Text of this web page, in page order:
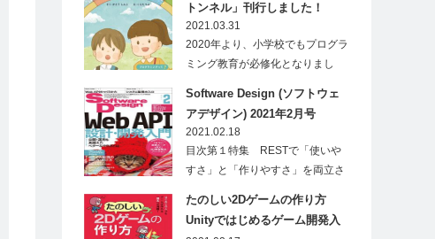
トンネル」刊行しました！
2021.03.31
2020年より、小学校でもプログラ
ミング教育が必修化となりまし
Software Design (ソフトウェ
アデザイン) 2021年2月号
2021.02.18
目次第１特集 RESTで「使いや
すさ」と「作りやすさ」を両立さ
たのしい2Dゲームの作り方
Unityではじめるゲーム開発入